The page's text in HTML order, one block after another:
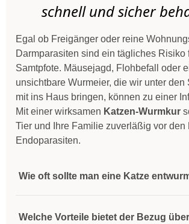
schnell und sicher
Egal ob Freigänger oder reine
Darmparasiten sind ein tägliches Risiko
Samtpfote. Mäusejagd, Flohbefall oder
unsichtbare Wurmeier, die wir unter den
mit ins Haus bringen, können zu einer
Mit einer wirksamen Katzen-Wurmkur
Tier und Ihre Familie zuverläßig vor den
Endoparasiten.
Wie oft sollte man eine Katze
Welche Vorteile bietet der Bezug